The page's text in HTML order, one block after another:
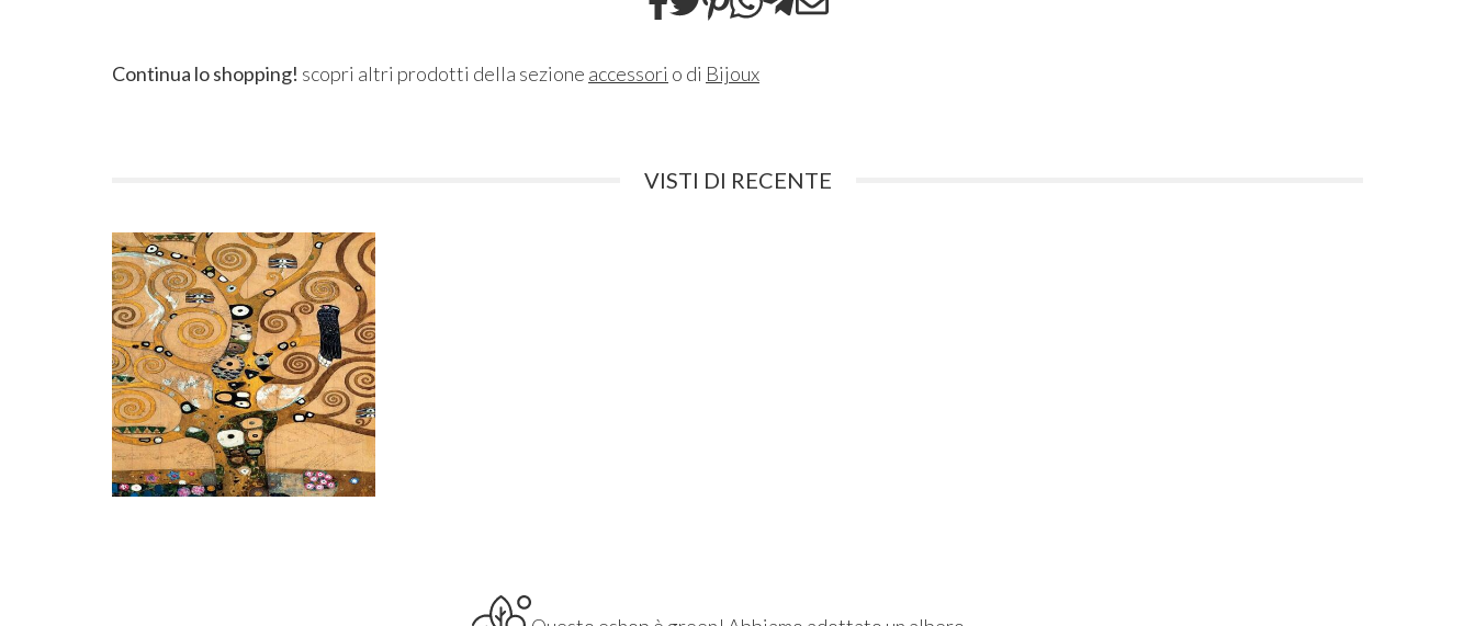
Continua lo shopping! scopri altri prodotti della sezione accessori o di Bijoux
VISTI DI RECENTE